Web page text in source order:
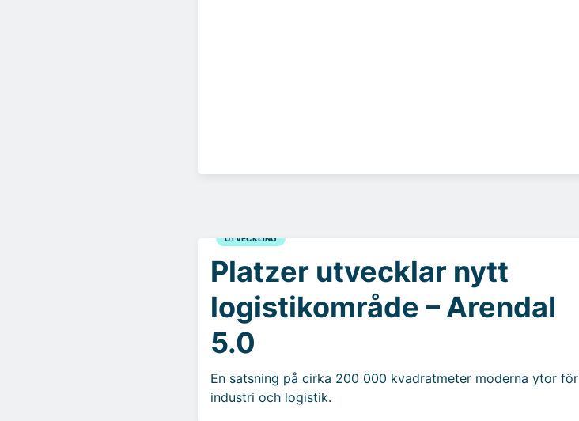
UTVECKLING
Platzer utvecklar nytt
logistikområde – Arendal
5.0
En satsning på cirka 200 000 kvadratmeter moderna ytor för
industri och logistik.